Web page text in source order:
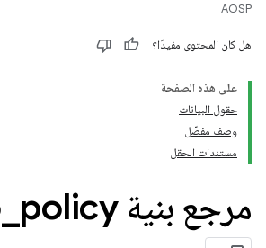
AOSP
هل كان المحتوى مفيدًا؟
على هذه الصفحة
حقول البيانات
وصف مفصّل
مستندات الحقل
مرجع بنية audiopolicy